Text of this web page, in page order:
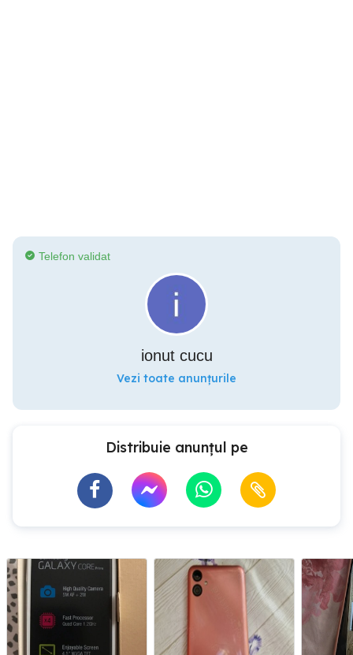
Telefon validat
ionut cucu
Vezi toate anunțurile
Distribuie anunțul pe